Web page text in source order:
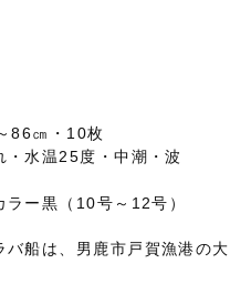
86㎝・10枚
・水温25度・中潮・波
ー黒（10号～12号）
船は、男鹿市戸賀漁港の大